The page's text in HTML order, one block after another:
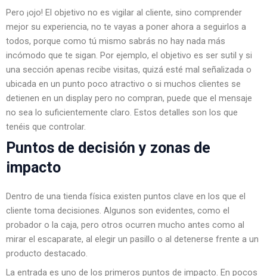
Pero ¡ojo! El objetivo no es vigilar al cliente, sino comprender
mejor su experiencia, no te vayas a poner ahora a seguirlos a
todos, porque como tú mismo sabrás no hay nada más
incómodo que te sigan. Por ejemplo, el objetivo es ser sutil y si
una sección apenas recibe visitas, quizá esté mal señalizada o
ubicada en un punto poco atractivo o si muchos clientes se
detienen en un display pero no compran, puede que el mensaje
no sea lo suficientemente claro. Estos detalles son los que
tenéis que controlar.
Puntos de decisión y zonas de
impacto
Dentro de una tienda física existen puntos clave en los que el
cliente toma decisiones. Algunos son evidentes, como el
probador o la caja, pero otros ocurren mucho antes como al
mirar el escaparate, al elegir un pasillo o al detenerse frente a un
producto destacado.
La entrada es uno de los primeros puntos de impacto. En pocos